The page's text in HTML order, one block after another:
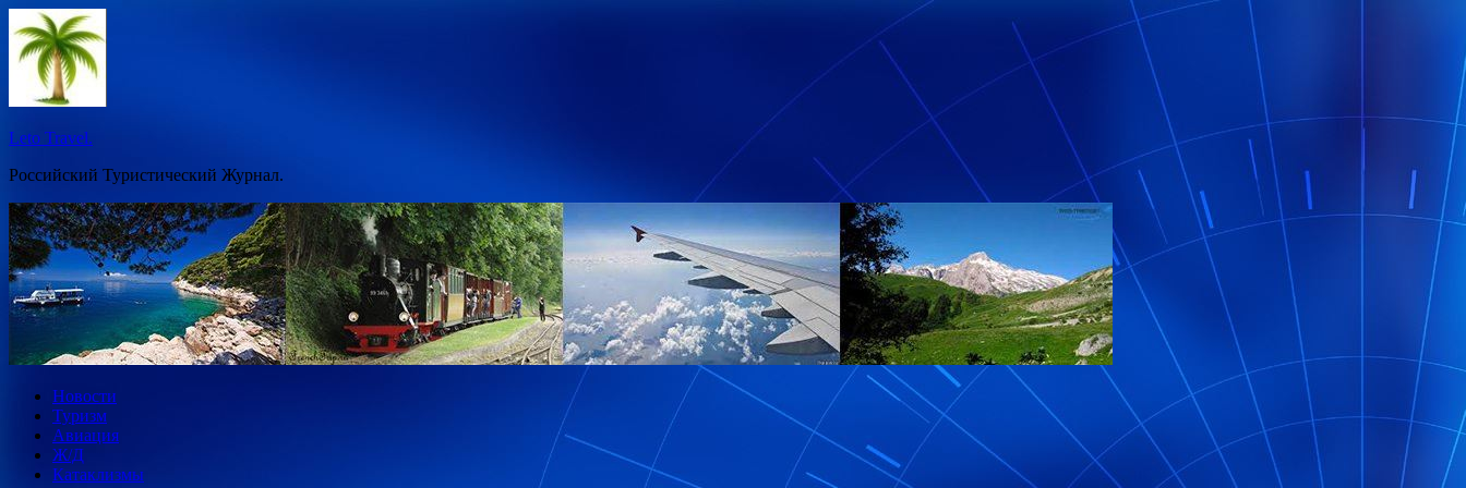
Перейти
к
содержимому
Leto Travel.
Российский Туристический Журнал.
Новости
Туризм
Авиация
Ж/Д
Катаклизмы